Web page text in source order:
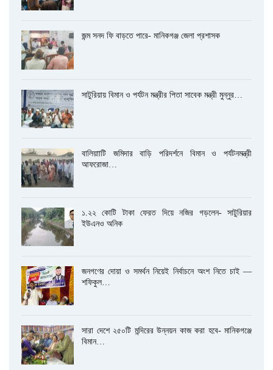
জন্ম সনদ ফি বাড়তে পারে- মানিকগঞ্জ জেলা প্রশাসক
সাটুরিয়ায় বিমান ও পর্যটন মন্ত্রীর পিতা সাবেক মন্ত্রী মুন্নুর…
বালিয়াাটি জমিদার বাড়ি পরিদর্শনে বিমান ও পর্যটনমন্ত্রী
আফরোজা…
১.২২ কোটি টাকা ফেরত দিয়ে নজির গড়লেন- সাটুরিয়ার
ইউএনও অনিক
জনগণের দোয়া ও সমর্থন নিয়েই নির্বাচনে অংশ নিতে চাই —
শফিকুল…
সারা দেশে ২৫০টি মন্দিরের উন্নয়ন কাজ করা হবে- মানিকগঞ্জে
বিমান…